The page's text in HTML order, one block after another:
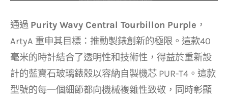
通過 Purity Wavy Central Tourbillon Purple ，
ArtyA 重申其目標：推動製錶創新的極限。這款40
毫米的時計結合了透明性和技術性，得益於重新設
計的藍寶石玻璃錶殼以容納自製機芯 PUR-T4。這款
型號的每一個細節都向機械複雜性致敬，同時彰顯